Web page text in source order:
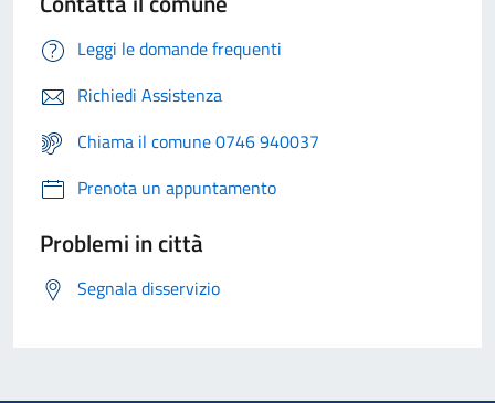
Leggi le domande frequenti
Richiedi Assistenza
Chiama il comune 0746 940037
Prenota un appuntamento
Problemi in città
Segnala disservizio